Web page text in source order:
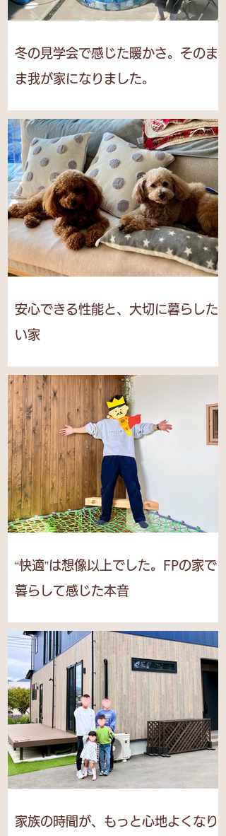
冬の見学会で感じた暖かさ。そのま
ま我が家になりました。
安心できる性能と、大切に暮らした
い家
“快適”は想像以上でした。FPの家で
暮らして感じた本音
家族の時間が、もっと心地よくなり